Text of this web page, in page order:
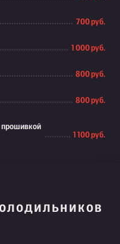
700 руб.
1 000 руб.
800 руб.
800 руб.
прошивкой
1 100 руб.